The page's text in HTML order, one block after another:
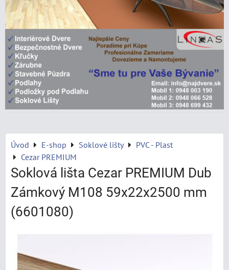
Úvod E-shop Soklové lišty
PVC - Plast
Cezar PREMIUM
Soklová lišta Cezar PREMIUM Dub
Zámkový M108 59x22x2500 mm
(6601080)